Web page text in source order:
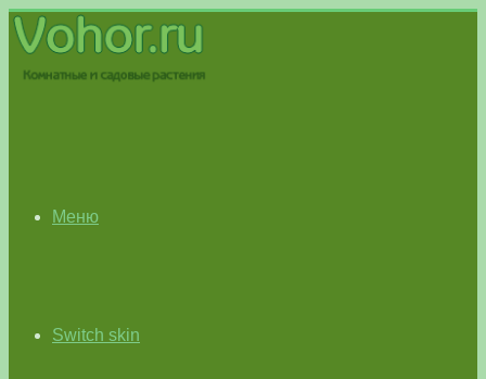
Меню
Switch skin